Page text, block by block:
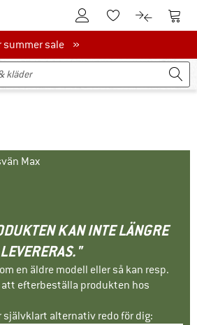
Till kundkontotTill minneslistan.
Till Till
sale
summer sale »
Max
KAN INTE LÄNGRE
LEVERERAS."
en äldre modell eller så kan resp.
efterbeställa produkten hos
alternativ redo för dig: